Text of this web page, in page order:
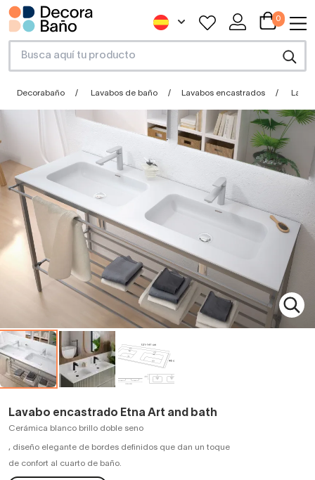
0
Decorabaño Lavabos de baño Lavabos encastrados
Lavabo encastrado Etna Art and bath
Cerámica blanco brillo doble seno
, diseño elegante de bordes definidos que dan un toque
de confort al cuarto de baño.